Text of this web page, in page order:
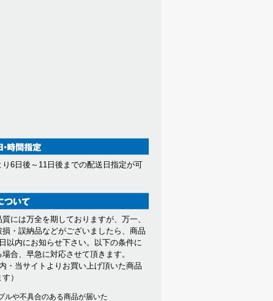
り6日後～11日後までの配送日指定が可
には万全を期しておりますが、万一、
損・誤納品などがございましたら、商品
以内にお知らせ下さい。以下の条件に
合、早急に対応させて頂きます。
内・当サイトよりお買い上げ頂いた商品
）
ルや不具合のある商品が届いた